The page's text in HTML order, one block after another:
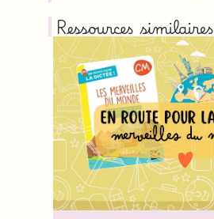
Ressources similaires